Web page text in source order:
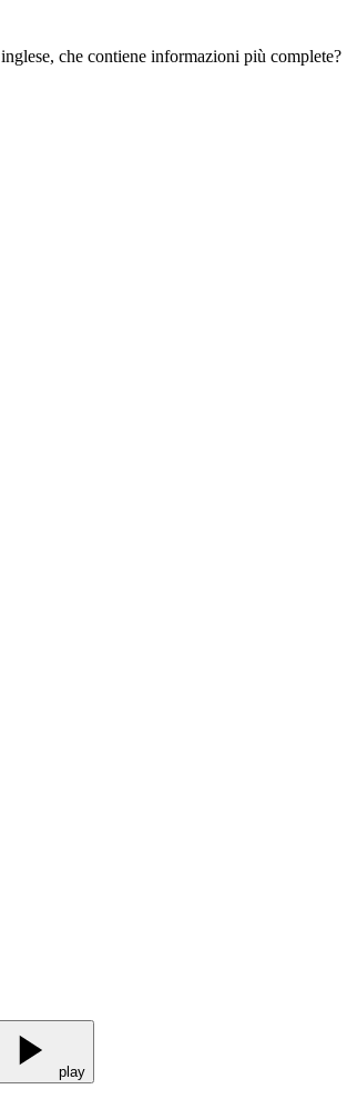
che contiene informazioni più complete?
play